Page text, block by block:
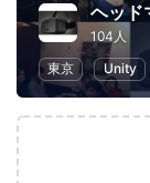
104人
東京
Unity